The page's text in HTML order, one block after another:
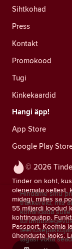
© 2026
Tinder on koht,
olenemata sellest,
midagi, milles sa
55 miljardi loodud
kohtinguäpp.
Passport, Keemia
ühenduste jaoks.
Sihtkohad
Press
Kontakt
Promokood
Tugi
Kinkekaardid
Hangi äpp!
App Store
Google Play
Hindame sinu
träkkereid, mis
kohandada
tagasi võtta